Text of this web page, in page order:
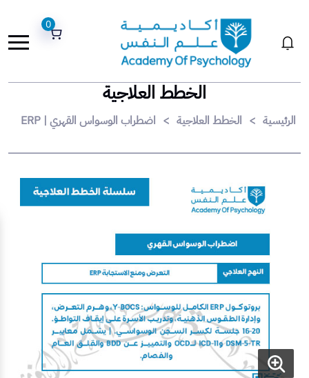
0
الخطط العلاجية
الرئيسية > الخطط العلاجية > اضطراب الوسواس القهري | ERP